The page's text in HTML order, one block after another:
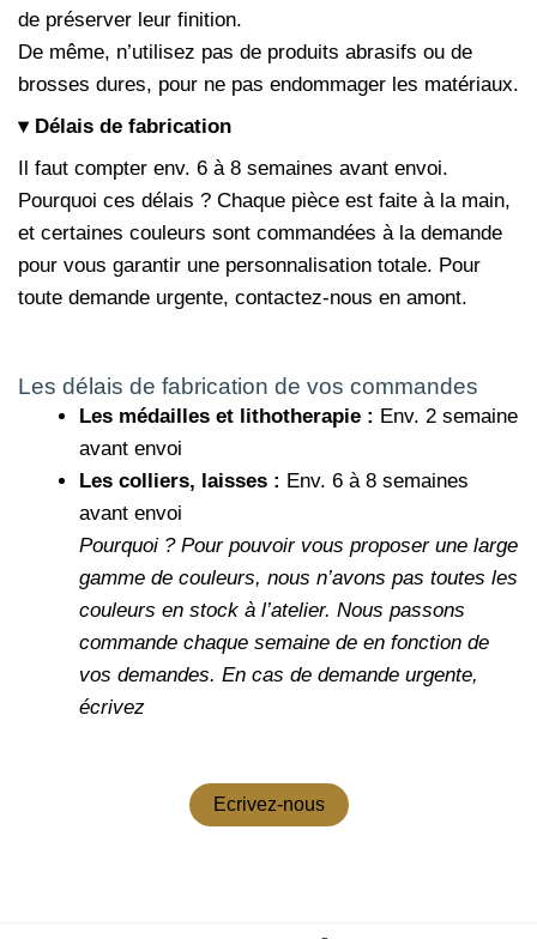
de préserver leur finition.
De même, n’utilisez pas de produits abrasifs ou de
brosses dures, pour ne pas endommager les matériaux.
▾ Délais de fabrication
Il faut compter env. 6 à 8 semaines avant envoi.
Pourquoi ces délais ? Chaque pièce est faite à la main,
et certaines couleurs sont commandées à la demande
pour vous garantir une personnalisation totale. Pour
toute demande urgente, contactez-nous en amont.
Les délais de fabrication de vos commandes
Les médailles et lithotherapie : Env. 2 semaine
avant envoi
Les colliers, laisses : Env. 6 à 8 semaines
avant envoi
Pourquoi ? Pour pouvoir vous proposer une large
gamme de couleurs, nous n’avons pas toutes les
couleurs en stock à l’atelier. Nous passons
commande chaque semaine de en fonction de
vos demandes. En cas de demande urgente,
écrivez
Ecrivez-nous